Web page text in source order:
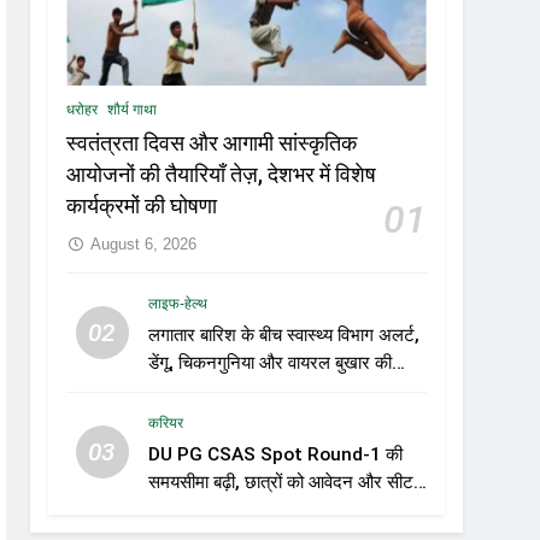
धरोहर शौर्य गाथा
स्वतंत्रता दिवस और आगामी सांस्कृतिक
आयोजनों की तैयारियाँ तेज़, देशभर में विशेष
कार्यक्रमों की घोषणा
01
August 6, 2026
02
लाइफ-हेल्थ
लगातार बारिश के बीच स्वास्थ्य विभाग अलर्ट,
डेंगू, चिकनगुनिया और वायरल बुखार की
निर्देश
03
करियर
DU PG CSAS Spot Round-1 की
समयसीमा बढ़ी, छात्रों को आवेदन और सीट